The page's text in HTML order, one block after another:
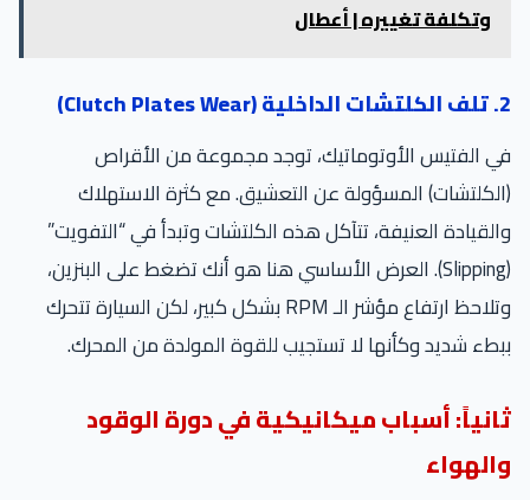
وتكلفة تغييره | أعطال
2. تلف الكلتشات الداخلية (Clutch Plates Wear)
في الفتيس الأوتوماتيك، توجد مجموعة من الأقراص
(الكلتشات) المسؤولة عن التعشيق. مع كثرة الاستهلاك
والقيادة العنيفة، تتآكل هذه الكلتشات وتبدأ في “التفويت”
(Slipping). العرض الأساسي هنا هو أنك تضغط على البنزين،
وتلاحظ ارتفاع مؤشر الـ RPM بشكل كبير، لكن السيارة تتحرك
ببطء شديد وكأنها لا تستجيب للقوة المولدة من المحرك.
ثانياً: أسباب ميكانيكية في دورة الوقود
والهواء